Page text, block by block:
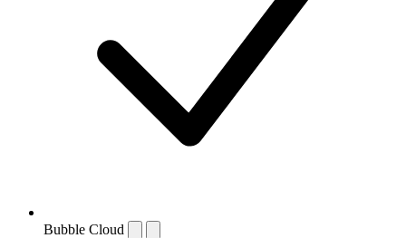
Bubble Cloud